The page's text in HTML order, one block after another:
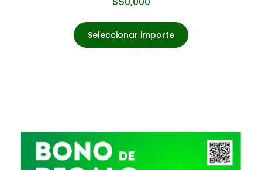
Seleccionar importe